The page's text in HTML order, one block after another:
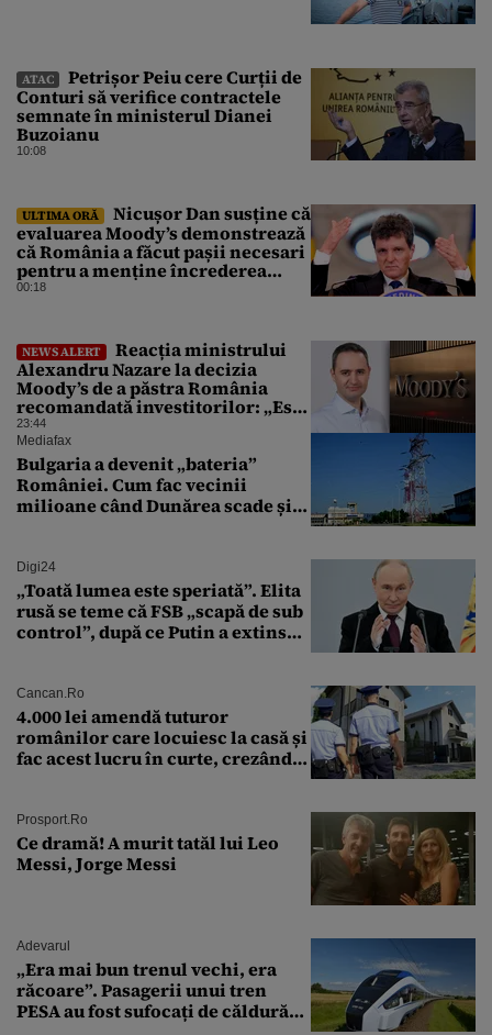
ATAC
Petrișor Peiu cere Curții de
Conturi să verifice contractele
semnate în ministerul Dianei
Buzoianu
10:08
ULTIMA ORĂ
Nicușor Dan susține că
evaluarea Moody’s demonstrează
că România a făcut pașii necesari
pentru a menține încrederea
investitorilor: „Totuși,
00:18
NEWS ALERT
Reacția ministrului
Alexandru Nazare la decizia
Moody’s de a păstra România
recomandată investitorilor: „Este
un răgaz, dar în niciun caz un
motiv de relaxare”
23:44
Mediafax
Bulgaria a devenit „bateria”
României. Cum fac vecinii
milioane când Dunărea scade și
Digi24
„Toată lumea este speriată”. Elita
rusă se teme că FSB „scapă de sub
control”, după ce Putin a extins
Cancan.ro
4.000 lei amendă tuturor
românilor care locuiesc la casă și
fac acest lucru în curte, crezând
Prosport.ro
Ce dramă! A murit tatăl lui Leo
Messi, Jorge Messi
Adevarul
„Era mai bun trenul vechi, era
răcoare”. Pasagerii unui tren
PESA au fost sufocați de căldură